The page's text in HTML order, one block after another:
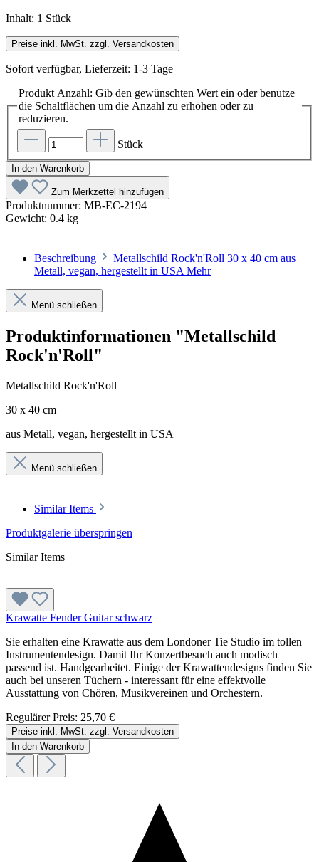
Inhalt: 1 Stück
Preise inkl. MwSt. zzgl. Versandkosten
Sofort verfügbar, Lieferzeit: 1-3 Tage
Produkt Anzahl: Gib den gewünschten Wert ein oder benutze
die Schaltflächen um die Anzahl zu erhöhen oder zu
reduzieren.
Stück
In den Warenkorb
Zum Merkzettel hinzufügen
Produktnummer: MB-EC-2194
Gewicht: 0.4 kg
Beschreibung
Metallschild Rock'n'Roll 30 x 40 cm aus
Metall, vegan, hergestellt in USAMehr
Menü schließen
Produktinformationen "Metallschild
Rock'n'Roll"
Metallschild Rock'n'Roll
30 x 40 cm
aus Metall, vegan, hergestellt in USA
Menü schließen
Similar Items
Produktgalerie überspringen
Similar Items
Krawatte Fender Guitar schwarz
Sie erhalten eine Krawatte aus dem Londoner Tie Studio im tollen
Instrumentendesign. Damit Ihr Konzertbesuch auch modisch
passend ist. Handgearbeitet. Einige der Krawattendesigns finden Sie
auch bei unseren Tüchern - interessant für eine effektvolle
Ausstattung von Chören, Musikvereinen und Orchestern.
Regulärer Preis: 25,70 €
Preise inkl. MwSt. zzgl. Versandkosten
In den Warenkorb